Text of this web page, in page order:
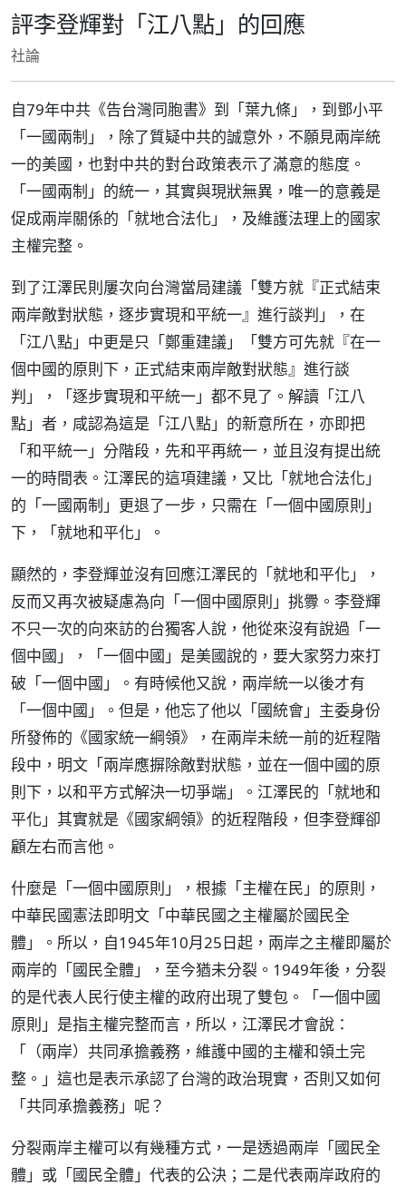
評李登輝對「江八點」的回應
社論
自79年中共《告台灣同胞書》到「葉九條」，到鄧小平
「一國兩制」，除了質疑中共的誠意外，不願見兩岸統
一的美國，也對中共的對台政策表示了滿意的態度。
「一國兩制」的統一，其實與現狀無異，唯一的意義是
促成兩岸關係的「就地合法化」，及維護法理上的國家
主權完整。
到了江澤民則屢次向台灣當局建議「雙方就『正式結束
兩岸敵對狀態，逐步實現和平統一』進行談判」，在
「江八點」中更是只「鄭重建議」「雙方可先就『在一
個中國的原則下，正式結束兩岸敵對狀態』進行談
判」，「逐步實現和平統一」都不見了。解讀「江八
點」者，咸認為這是「江八點」的新意所在，亦即把
「和平統一」分階段，先和平再統一，並且沒有提出統
一的時間表。江澤民的這項建議，又比「就地合法化」
的「一國兩制」更退了一步，只需在「一個中國原則」
下，「就地和平化」。
顯然的，李登輝並沒有回應江澤民的「就地和平化」，
反而又再次被疑慮為向「一個中國原則」挑釁。李登輝
不只一次的向來訪的台獨客人說，他從來沒有說過「一
個中國」，「一個中國」是美國說的，要大家努力來打
破「一個中國」。有時候他又說，兩岸統一以後才有
「一個中國」。但是，他忘了他以「國統會」主委身份
所發佈的《國家統一綱領》，在兩岸未統一前的近程階
段中，明文「兩岸應摒除敵對狀態，並在一個中國的原
則下，以和平方式解決一切爭端」。江澤民的「就地和
平化」其實就是《國家綱領》的近程階段，但李登輝卻
顧左右而言他。
什麼是「一個中國原則」，根據「主權在民」的原則，
中華民國憲法即明文「中華民國之主權屬於國民全
體」。所以，自1945年10月25日起，兩岸之主權即屬於
兩岸的「國民全體」，至今猶未分裂。1949年後，分裂
的是代表人民行使主權的政府出現了雙包。「一個中國
原則」是指主權完整而言，所以，江澤民才會說：
「（兩岸）共同承擔義務，維護中國的主權和領土完
整。」這也是表示承認了台灣的政治現實，否則又如何
「共同承擔義務」呢？
分裂兩岸主權可以有幾種方式，一是透過兩岸「國民全
體」或「國民全體」代表的公決；二是代表兩岸政府的